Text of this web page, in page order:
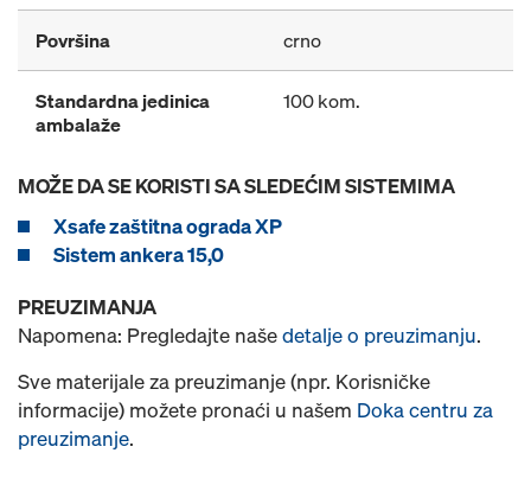
Površina crno
Standardna jedinica
ambalaže
100 kom.
MOŽE DA SE KORISTI SA SLEDEĆIM SISTEMIMA
Xsafe zaštitna ograda XP
Sistem ankera 15,0
PREUZIMANJA
Napomena: Pregledajte našedetalje o preuzimanju.
Sve materijale za preuzimanje (npr. Korisničke
informacije) možete pronaći u našem Doka centru za
preuzimanje.